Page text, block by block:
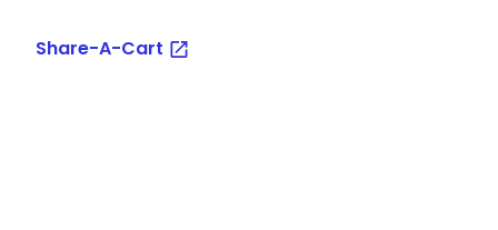
Share-A-Cart